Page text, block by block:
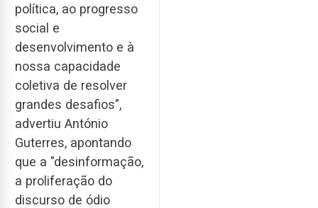
política, ao progresso
social e
desenvolvimento e à
nossa capacidade
coletiva de resolver
grandes desafios",
advertiu António
Guterres, apontando
que a "desinformação,
a proliferação do
discurso de ódio